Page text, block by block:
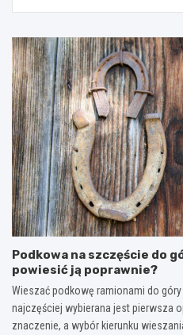
Podkowa na szczęście do
powiesić ją poprawnie?
Wieszać podkowę ramionami do
najczęściej wybierana jest pierwsza
znaczenie, a wybór kierunku